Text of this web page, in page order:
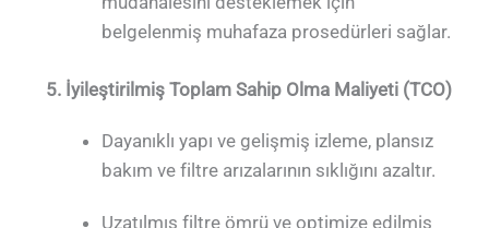
belgelenmiş muhafaza prosedürleri sağlar.
5. İyileştirilmiş Toplam Sahip Olma Maliyeti (TCO)
Dayanıklı yapı ve gelişmiş izleme, plansız
bakım ve filtre arızalarının sıklığını azaltır.
Uzatılmış filtre ömrü ve optimize edilmiş